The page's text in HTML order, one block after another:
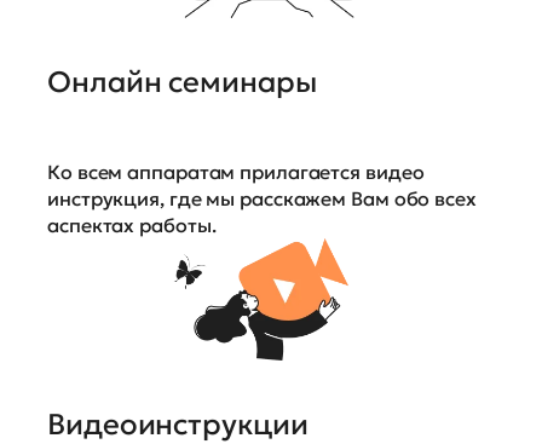
Онлайн семинары
Ко всем аппаратам прилагается видео
инструкция, где мы расскажем Вам обо всех
аспектах работы.
Видеоинструкции